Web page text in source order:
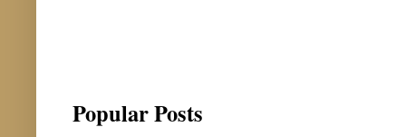
Popular Posts